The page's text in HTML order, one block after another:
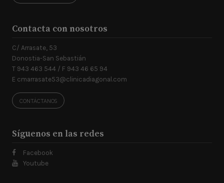
Contacta con nosotros
C/ Arrasate, 53
Donostia-San Sebastián
T 943 463 544 / F 943 46 65 94
E cmarrasate53@clinicadiagonal.com
CONTÁCTANOS
Síguenos en las redes
Facebook
Youtube